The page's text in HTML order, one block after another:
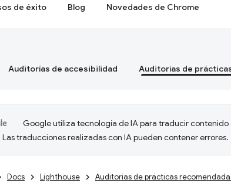
de éxito Blog Novedades de Chrome
Auditorías de accesibilidad Auditorías de
Google utiliza tecnología de IA para traducir contenido
traducciones realizadas con IA pueden contener errores.
Docs Lighthouse Auditorías de prácticas